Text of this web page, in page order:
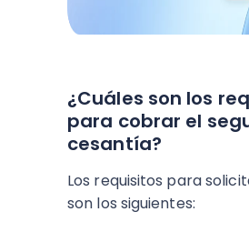
¿Cuáles son los
para cobrar el
cesantía?
Los requisitos para
son los siguientes: